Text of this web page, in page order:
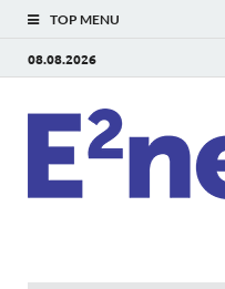
TOP MENU
08.08.2026